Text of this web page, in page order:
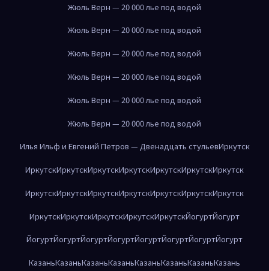
Жюль Верн — 20 000 лье под водой
Жюль Верн — 20 000 лье под водой
Жюль Верн — 20 000 лье под водой
Жюль Верн — 20 000 лье под водой
Жюль Верн — 20 000 лье под водой
Жюль Верн — 20 000 лье под водой
Илья Ильф и Евгений Петров — Двенадцать стульевИркутск
ИркутскИркутскИркутскИркутскИркутскИркутскИркутск
ИркутскИркутскИркутскИркутскИркутскИркутскИркутск
ИркутскИркутскИркутскИркутскИркутскЙогуртЙогурт
ЙогуртЙогуртЙогуртЙогуртЙогуртЙогуртЙогуртЙогурт
КазаньКазаньКазаньКазаньКазаньКазаньКазаньКазань